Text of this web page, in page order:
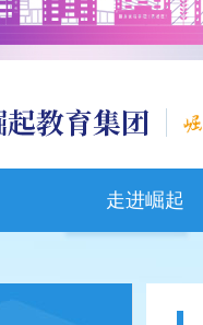
走进崛起